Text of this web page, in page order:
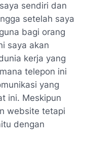
sendiri dan
setelah saya
bagi orang
saya akan
kerja yang
telepon ini
yang
ini. Meskipun
website tetapi
dengan